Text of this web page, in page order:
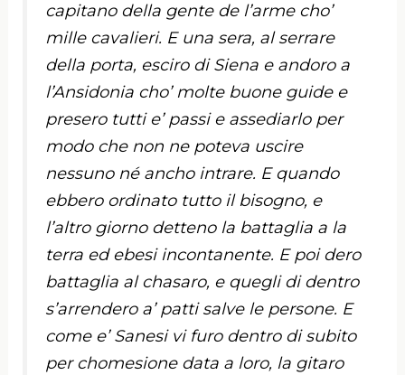
capitano della gente de l’arme cho’
mille cavalieri. E una sera, al serrare
della porta, esciro di Siena e andoro a
l’Ansidonia cho’ molte buone guide e
presero tutti e’ passi e assediarlo per
modo che non ne poteva uscire
nessuno né ancho intrare. E quando
ebbero ordinato tutto il bisogno, e
l’altro giorno detteno la battaglia a la
terra ed ebesi incontanente. E poi dero
battaglia al chasaro, e quegli di dentro
s’arrendero a’ patti salve le persone. E
come e’ Sanesi vi furo dentro di subito
per chomesione data a loro, la gitaro